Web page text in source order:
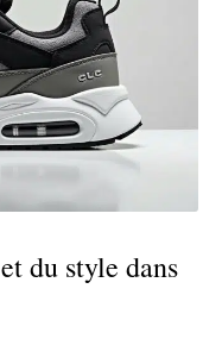
du style dans